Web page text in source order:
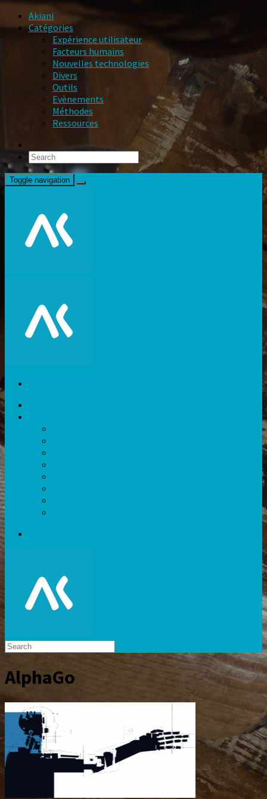
Akiani
Catégories
Expérience utilisateur
Facteurs humains
Nouvelles technologies
Divers
Outils
Evènements
Méthodes
Ressources
Toggle navigation
AlphaGo